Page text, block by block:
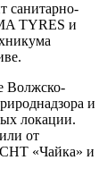
санитарно-
TYRES и
Волжско-
и
локации.
от
СНТ «Чайка» и